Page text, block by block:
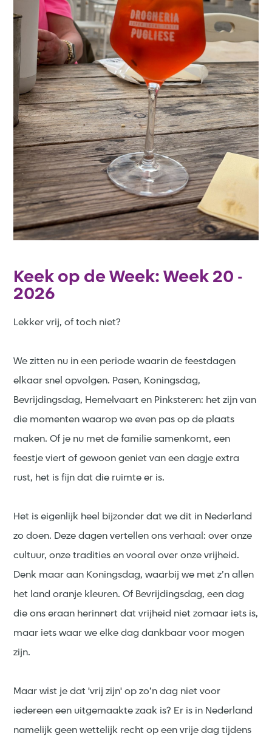
Keek op de Week: Week 20 -
2026
Lekker vrij, of toch niet?
We zitten nu in een periode waarin de feestdagen
elkaar snel opvolgen. Pasen, Koningsdag,
Bevrijdingsdag, Hemelvaart en Pinksteren: het zijn van
die momenten waarop we even pas op de plaats
maken. Of je nu met de familie samenkomt, een
feestje viert of gewoon geniet van een dagje extra
rust, het is fijn dat die ruimte er is.
Het is eigenlijk heel bijzonder dat we dit in Nederland
zo doen. Deze dagen vertellen ons verhaal: over onze
cultuur, onze tradities en vooral over onze vrijheid.
Denk maar aan Koningsdag, waarbij we met z’n allen
het land oranje kleuren. Of Bevrijdingsdag, een dag
die ons eraan herinnert dat vrijheid niet zomaar iets is,
maar iets waar we elke dag dankbaar voor mogen
zijn.
Maar wist je dat 'vrij zijn' op zo’n dag niet voor
iedereen een uitgemaakte zaak is? Er is in Nederland
namelijk geen wettelijk recht op een vrije dag tijdens